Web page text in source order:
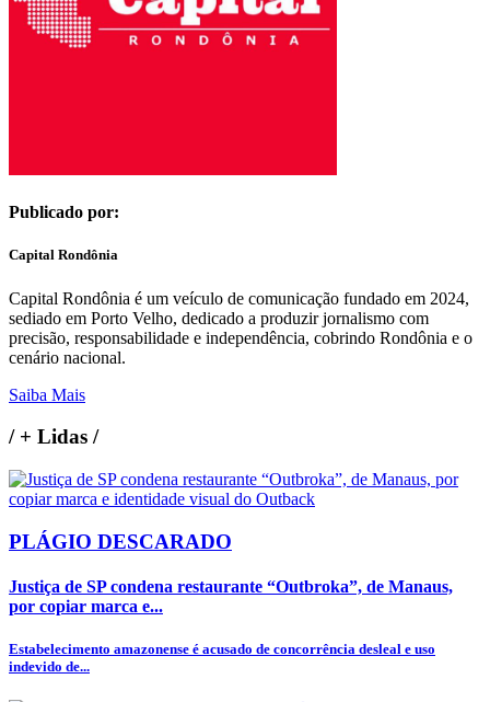
Publicado por:
Capital Rondônia
Capital Rondônia é um veículo de comunicação fundado em 2024,
sediado em Porto Velho, dedicado a produzir jornalismo com
precisão, responsabilidade e independência, cobrindo Rondônia e o
cenário nacional.
Saiba Mais
/+ Lidas /
PLÁGIO DESCARADO
Justiça de SP condena restaurante “Outbroka”, de Manaus,
por copiar marca e...
Estabelecimento amazonense é acusado de concorrência desleal e uso
indevido de...